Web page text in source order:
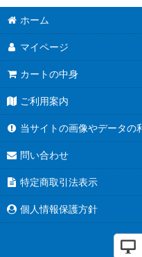
ホーム
マイページ
カートの中身
ご利用案内
当サイトの画像やデータの
問い合わせ
特定商取引法表示
個人情報保護方針